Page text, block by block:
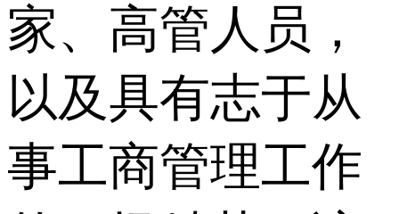
家、高管人员，
以及具有志于从
事工商管理工作